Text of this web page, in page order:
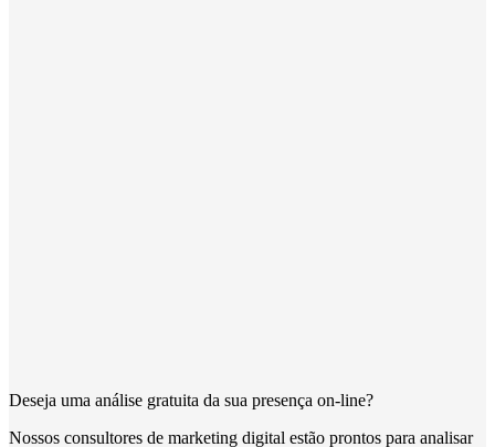
Deseja uma análise gratuita da sua presença on-line?
Nossos consultores de marketing digital estão prontos para analisar